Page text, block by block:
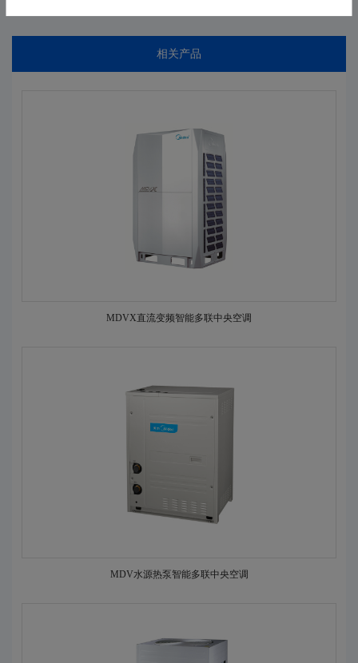
相关产品
MDVX直流变频智能多联中央空调
MDV水源热泵智能多联中央空调